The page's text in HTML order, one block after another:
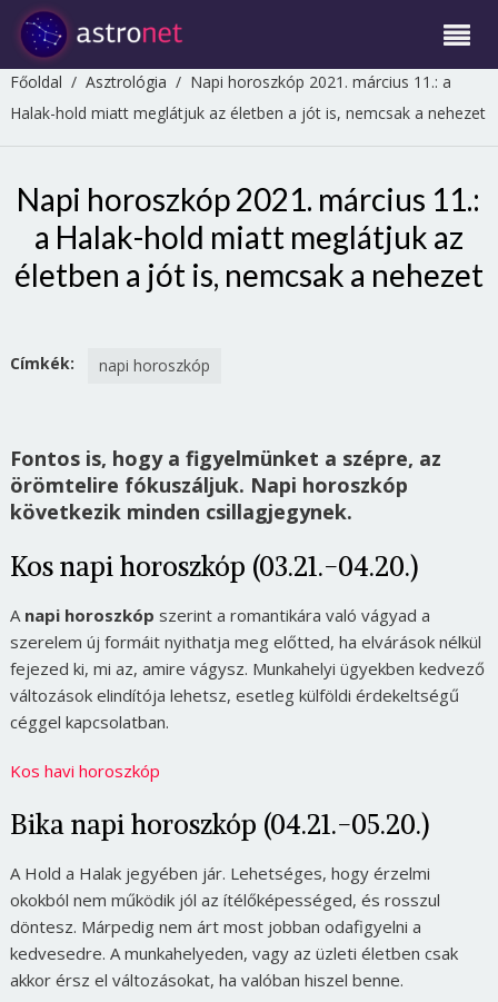
Főoldal / Asztrológia / Napi horoszkóp 2021. március 11.: a
Halak-hold miatt meglátjuk az életben a jót is, nemcsak a nehezet
Napi horoszkóp 2021. március 11.:
a Halak-hold miatt meglátjuk az
életben a jót is, nemcsak a nehezet
Címkék: napi horoszkóp
Fontos is, hogy a figyelmünket a szépre, az
örömtelire fókuszáljuk. Napi horoszkóp
következik minden csillagjegynek.
Kos napi horoszkóp (03.21.-04.20.)
A napi horoszkóp szerint a romantikára való vágyad a
szerelem új formáit nyithatja meg előtted, ha elvárások nélkül
fejezed ki, mi az, amire vágysz. Munkahelyi ügyekben kedvező
változások elindítója lehetsz, esetleg külföldi érdekeltségű
céggel kapcsolatban.
Kos havi horoszkóp
Bika napi horoszkóp (04.21.-05.20.)
A Hold a Halak jegyében jár. Lehetséges, hogy érzelmi
okokból nem működik jól az ítélőképességed, és rosszul
döntesz. Márpedig nem árt most jobban odafigyelni a
kedvesedre. A munkahelyeden, vagy az üzleti életben csak
akkor érsz el változásokat, ha valóban hiszel benne.